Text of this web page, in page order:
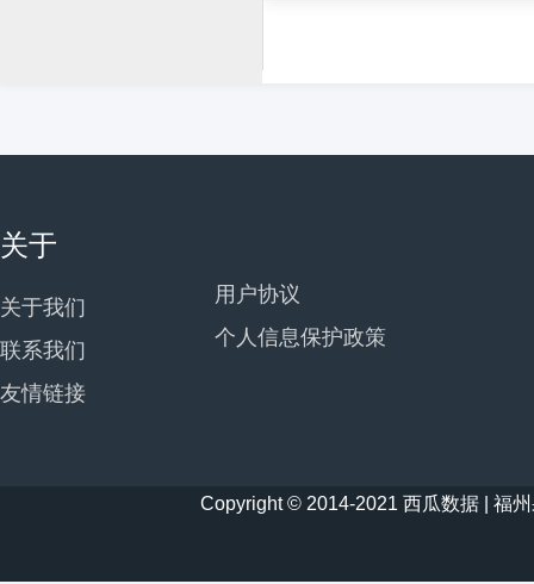
关于
关于我们
联系我们
友情链接
用户协议
个人信息保护政策
Copyright © 2014-2021 西瓜数据 | 福